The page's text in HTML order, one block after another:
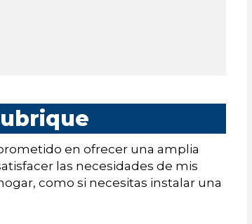
en ofrecer una amplia
las necesidades de mis
como si necesitas instalar una